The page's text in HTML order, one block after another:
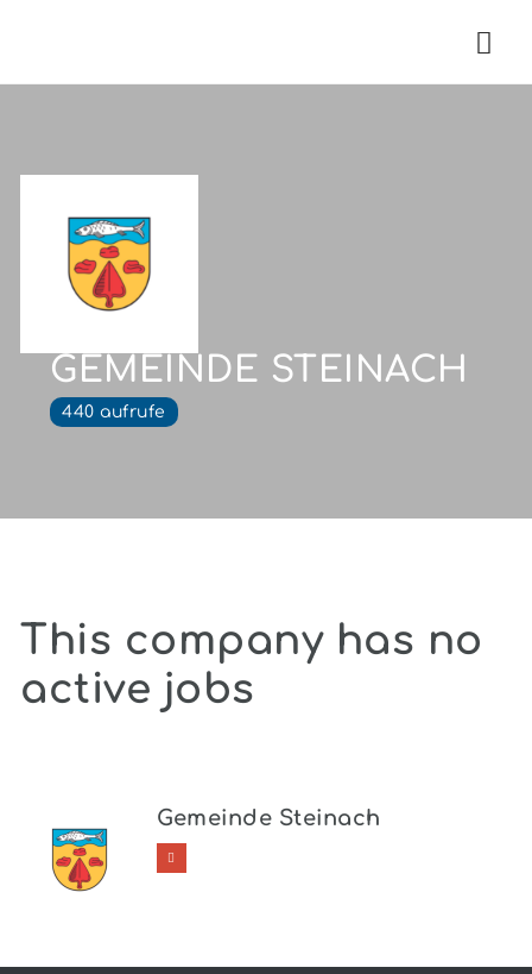
GEMEINDE STEINACH
440 aufrufe
This company has no
active jobs
Gemeinde Steinach